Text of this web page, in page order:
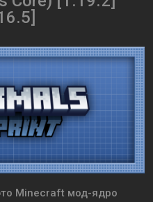
Minecraft мод-ядро